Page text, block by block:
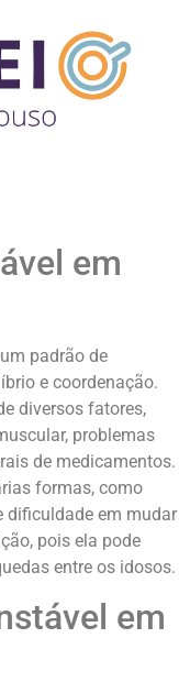
em
padrão de
e coordenação.
diversos fatores,
problemas
de medicamentos.
formas, como
dificuldade em mudar
pois ela pode
entre os idosos.
em